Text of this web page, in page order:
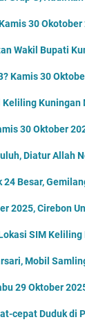
30 Okotober
Wakil Bupati
Kamis 30
Kuningan
30 Oktober
Diatur Allah
24 Besar,
2025, Cirebon
SIM Keliling
Mobil
29 Oktober
cepat Duduk di